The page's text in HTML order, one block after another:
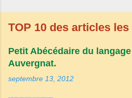
TOP 10 des articles
Petit Abécédaire du
Auvergnat.
septembre 13, 2012